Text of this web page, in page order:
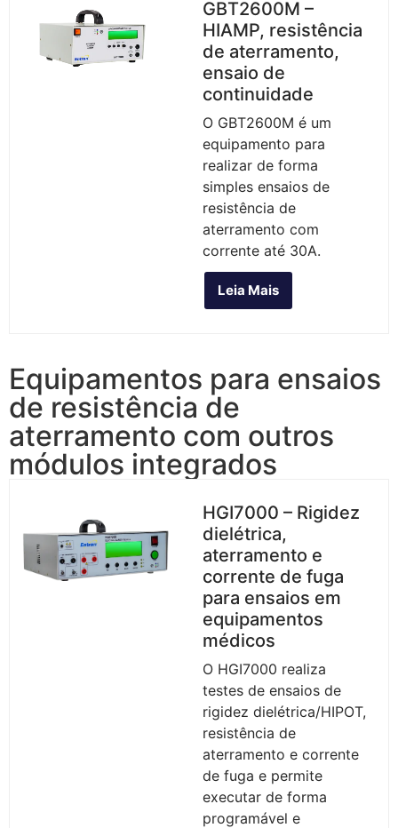
GBT2600M –
HIAMP, resistência
de aterramento,
ensaio de
continuidade
O GBT2600M é um
equipamento para
realizar de forma
simples ensaios de
resistência de
aterramento com
corrente até 30A.
Leia Mais
Equipamentos para ensaios
de resistência de
aterramento ​com outros
módulos integrados
HGI7000 – Rigidez
dielétrica,
aterramento e
corrente de fuga
para ensaios em
equipamentos
médicos
O HGI7000 realiza
testes de ensaios de
rigidez dielétrica/HIPOT,
resistência de
aterramento e corrente
de fuga e permite
executar de forma
programável e